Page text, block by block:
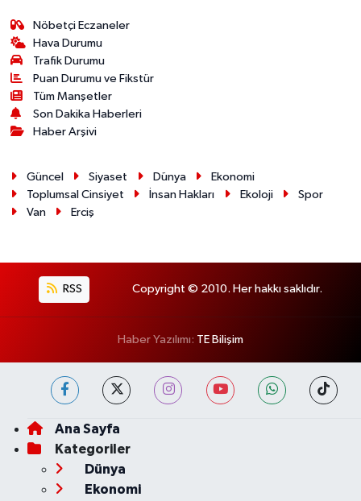
Nöbetçi Eczaneler
Hava Durumu
Trafik Durumu
Puan Durumu ve Fikstür
Tüm Manşetler
Son Dakika Haberleri
Haber Arşivi
Güncel Siyaset Dünya
Ekonomi
Toplumsal Cinsiyet
İnsan Hakları Ekoloji
Spor
Van
Erciş
RSS Copyright © 2010. Her hakkı saklıdır.
Haber Yazılımı: TE Bilişim
Ana Sayfa
Kategoriler
Dünya
Ekonomi